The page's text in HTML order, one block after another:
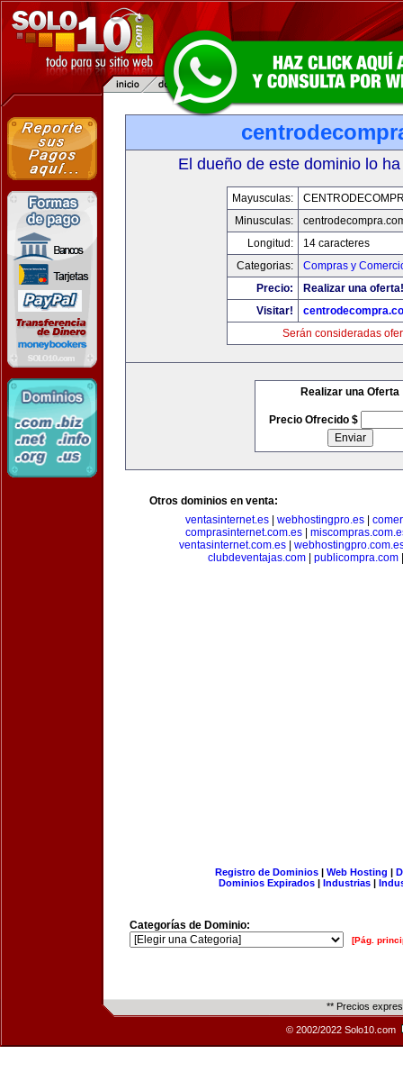
El dueño de este dominio lo
Mayusculas:
Minusculas:
Longitud:
14 caracteres
Categorias:
Compras y
Precio:
Realizar una oferta!
Visitar!
Serán consideradas
Realizar una Oferta
Precio Ofrecido $
Otros dominios en venta:
ventasinternet.es
webhostingpro.es
comprasinternet.com.es|
ventasinternet.com.es|
clubdeventajas.com| publicompra.com
Registro de Dominios| Web Hosting |
Dominios Expirados | Industrias |
Categorías de Dominio:
[Pág.
** Precios
© 2002/2022 Solo10.com